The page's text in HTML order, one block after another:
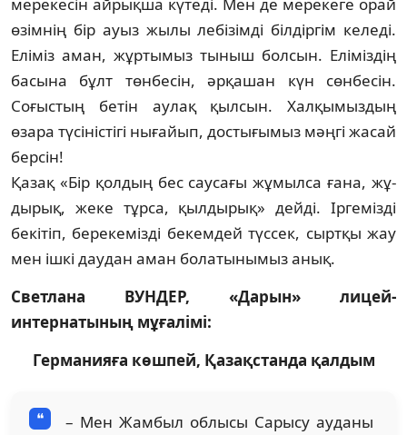
өзімнің бір ауыз жылы ле­бі­зімді білдіргім келеді.
Еліміз аман, жұртымыз тыныш бол­сын. Еліміздің
басына бұлт төнбесін, әрқашан күн сөн­бесін.
Соғыстың бетін аулақ қылсын. Халқымыздың
өзара түсіністігі нығайып, достығымыз мәңгі жасай
бер­сін!
Қазақ «Бір қолдың бес саусағы жұмылса ғана, жұ­
дырық, жеке тұрса, қылдырық» дейді. Іргемізді
бекітіп, бере­кемізді бекемдей түссек, сыртқы жау
мен ішкі даудан аман болатынымыз анық.
Светлана ВУНДЕР, «Дарын» лицей-
интернатының мұғалімі:
Германияға көшпей, Қазақстанда қалдым
– Мен Жамбыл облысы Сарысу ауданы